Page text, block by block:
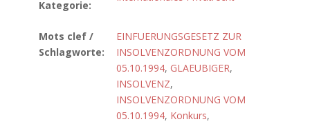
Kategorie:
Mots clef /
Schlagworte:
EINFUERUNGSGESETZ ZUR
INSOLVENZORDNUNG VOM
05.10.1994, GLAEUBIGER,
INSOLVENZ,
INSOLVENZORDNUNG VOM
05.10.1994, Konkurs,